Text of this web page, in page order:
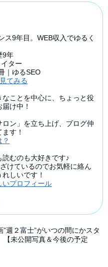
ス9年目。WEB収入でゆるく
9年
ター
｜ゆるSEO
てみる
なことを中心に、ちょっと役
け中！
ロン」を立ち上げ、ブログ仲
す！
むのも大好きです♪
けているのでお気軽に絡ん
しいです！
プロフィール
”週２富士”がいつの間にかスタ
【未公開写真＆今後の予定